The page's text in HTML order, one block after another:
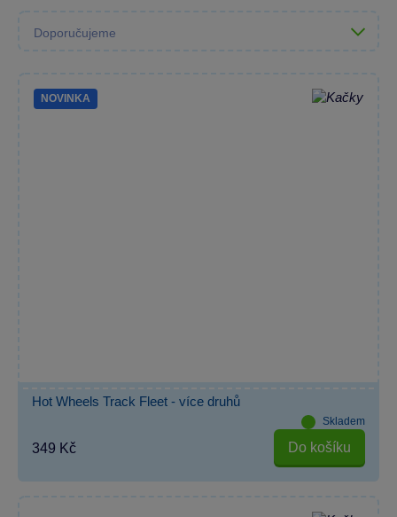
NOVINKA
Hot Wheels Track Fleet - více druhů
Skladem
349 Kč Do košíku